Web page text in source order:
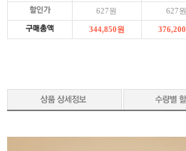
627원 627원
344,850원 376,200